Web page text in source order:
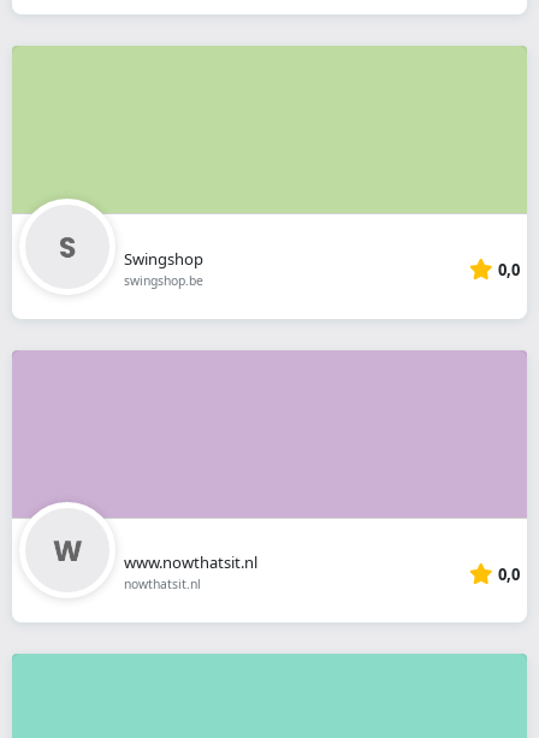
Swingshop
swingshop.be 0,0
www.nowthatsit.nl
nowthatsit.nl 0,0